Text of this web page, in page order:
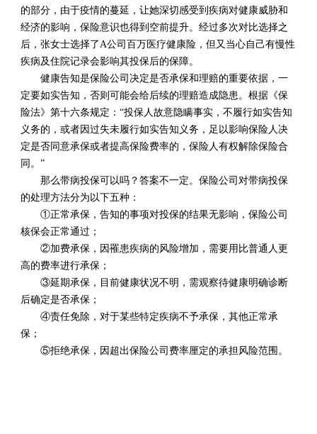
的部分，由于疫情的蔓延，让她深切感受到疾病对健康威胁和
经济的影响，保险意识也得到空前提升。经过多次对比选择之
后，张女士选择了A公司百万医疗健康险，但又当心自己有慢性
疾病及住院记录会影响其投保后的保障。
健康告知是保险公司决定是否承保和理赔的重要依据，一
定要如实告知，否则可能会给后续的理赔造成隐患。根据《保
险法》第十六条规定：“投保人故意隐瞒事实，不履行如实告知
义务的，或者因过失未履行如实告知义务，足以影响保险人决
定是否同意承保或者提高保险费率的，保险人有权解除保险合
同。”
那么带病投保可以吗？答案不一定。保险公司对带病投保
的处理方法分为以下五种：
①正常承保，告知的事项对投保的结果无影响，保险公司
核保会正常通过；
②加费承保，因罹患疾病的风险增加，需要用比普通人更
高的费率进行承保；
③延期承保，目前健康状况不明，需观察待健康明确诊断
后确定是否承保；
④责任免除，对于某些特定疾病不予承保，其他正常承
保；
⑤拒绝承保，因超出保险公司费率厘定的承担风险范围。